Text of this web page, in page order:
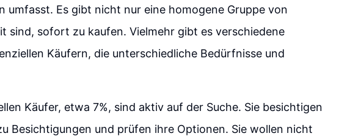
umfasst. Es gibt nicht nur eine homogene Gruppe von
sind, sofort zu kaufen. Vielmehr gibt es verschiedene
Käufern, die unterschiedliche Bedürfnisse und
Käufer, etwa 7%, sind aktiv auf der Suche. Sie besichtigen
Besichtigungen und prüfen ihre Optionen. Sie wollen nicht